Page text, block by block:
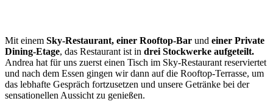
Mit einem Sky-Restaurant, einer Rooftop-Bar und einer Private
Dining-Etage, das Restaurant ist in drei Stockwerke aufgeteilt.
Andrea hat für uns zuerst einen Tisch im Sky-Restaurant reserviertet
und nach dem Essen gingen wir dann auf die Rooftop-Terrasse, um
das lebhafte Gespräch fortzusetzen und unsere Getränke bei der
sensationellen Aussicht zu genießen.